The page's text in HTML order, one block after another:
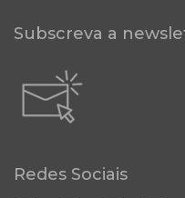
Subscreva a
Redes Sociais